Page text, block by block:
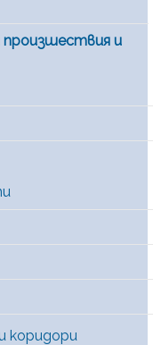
произшествия и
коридори